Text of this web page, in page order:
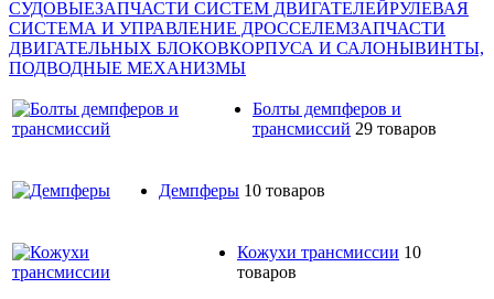
СУДОВЫЕЗАПЧАСТИ СИСТЕМ ДВИГАТЕЛЕЙРУЛЕВАЯ
СИСТЕМА И УПРАВЛЕНИЕ ДРОССЕЛЕМЗАПЧАСТИ
ДВИГАТЕЛЬНЫХ БЛОКОВКОРПУСА И САЛОНЫВИНТЫ,
ПОДВОДНЫЕ МЕХАНИЗМЫ
Болты демпферов и
трансмиссий 29 товаров
Демпферы 10 товаров
Кожухи трансмиссии 10
товаров